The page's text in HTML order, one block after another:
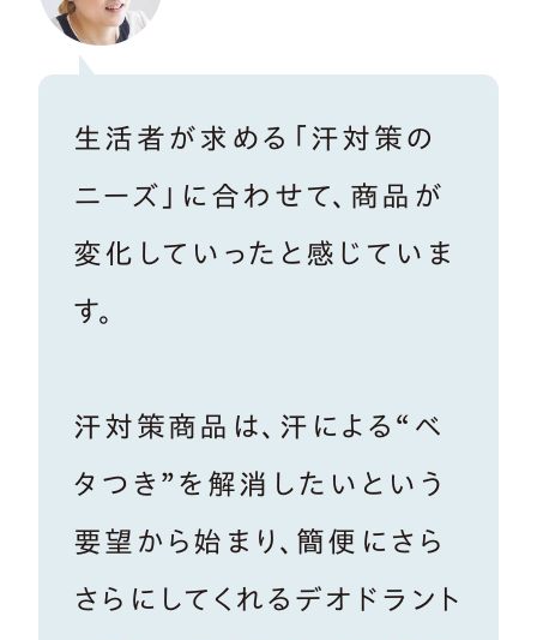
生活者が求める「汗対策の
ニーズ」に合わせて、商品が
変化していったと感じていま
す。
汗対策商品は、汗による“ベ
タつき”を解消したいという
要望から始まり、簡便にさら
さらにしてくれるデオドラント